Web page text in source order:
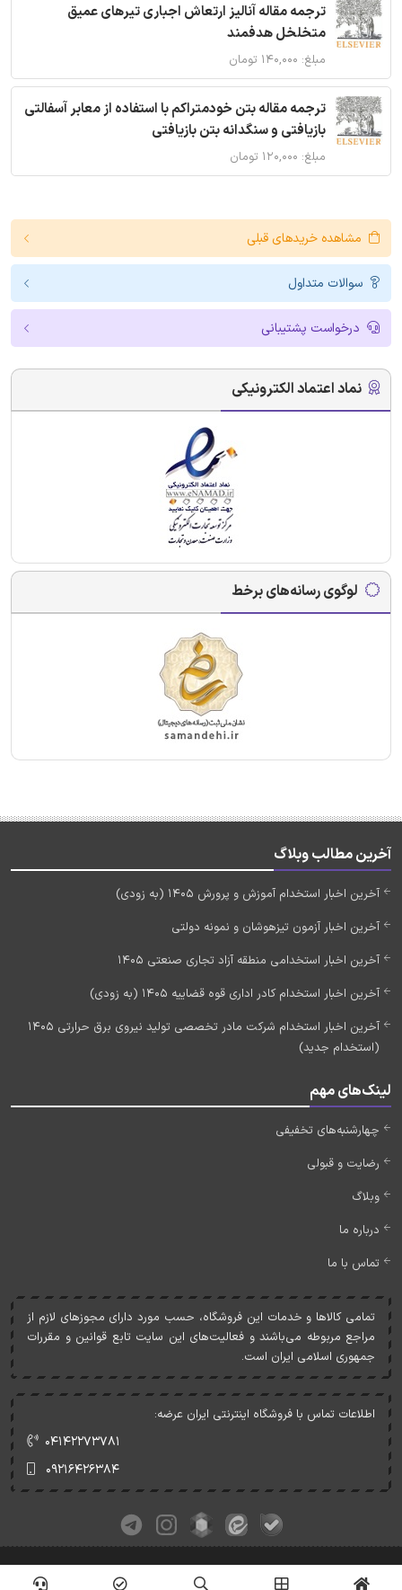
ترجمه مقاله آنالیز ارتعاش اجباری تیرهای عمیق
متخلخل هدفمند
مبلغ: ۱۴۰,۰۰۰ تومان
ترجمه مقاله بتن خودمتراکم با استفاده از معابر آسفالتی
بازیافتی و سنگدانه بتن بازیافتی
مبلغ: ۱۲۰,۰۰۰ تومان
مشاهده خریدهای قبلی
سوالات متداول
درخواست پشتیبانی
نماد اعتماد الکترونیکی
لوگوی رسانه‌های برخط
آخرین مطالب وبلاگ
آخرین اخبار استخدام آموزش و پرورش 1405 (به زودی)
آخرین اخبار آزمون تیزهوشان و نمونه دولتی
آخرین اخبار استخدامی منطقه آزاد تجاری صنعتی 1405
آخرین اخبار استخدام کادر اداری قوه قضاییه 1405 (به زودی)
آخرین اخبار استخدام شرکت مادر تخصصی تولید نیروی برق حرارتی 1405
(استخدام جدید)
لینک‌های مهم
چهارشنبه‌های تخفیفی
رضایت و قبولی
وبلاگ
درباره ما
تماس با ما
تمامی کالاها و خدمات اين فروشگاه، حسب مورد دارای مجوزهای لازم از
مراجع مربوطه می‌باشند و فعاليت‌های اين سايت تابع قوانين و مقررات
جمهوری اسلامی ايران است.
اطلاعات تماس با فروشگاه اینترنتی ایران عرضه:
۰۴۱۴۲۲۷۳۷۸۱
۰۹۲۱۶۴۲۶۳۸۴
کلیه حقوق این وبسایت متعلق به ایران عرضه می‌باشد.